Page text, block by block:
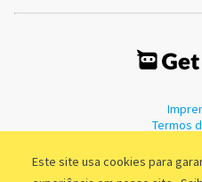
Este site usa cookies para
Termos